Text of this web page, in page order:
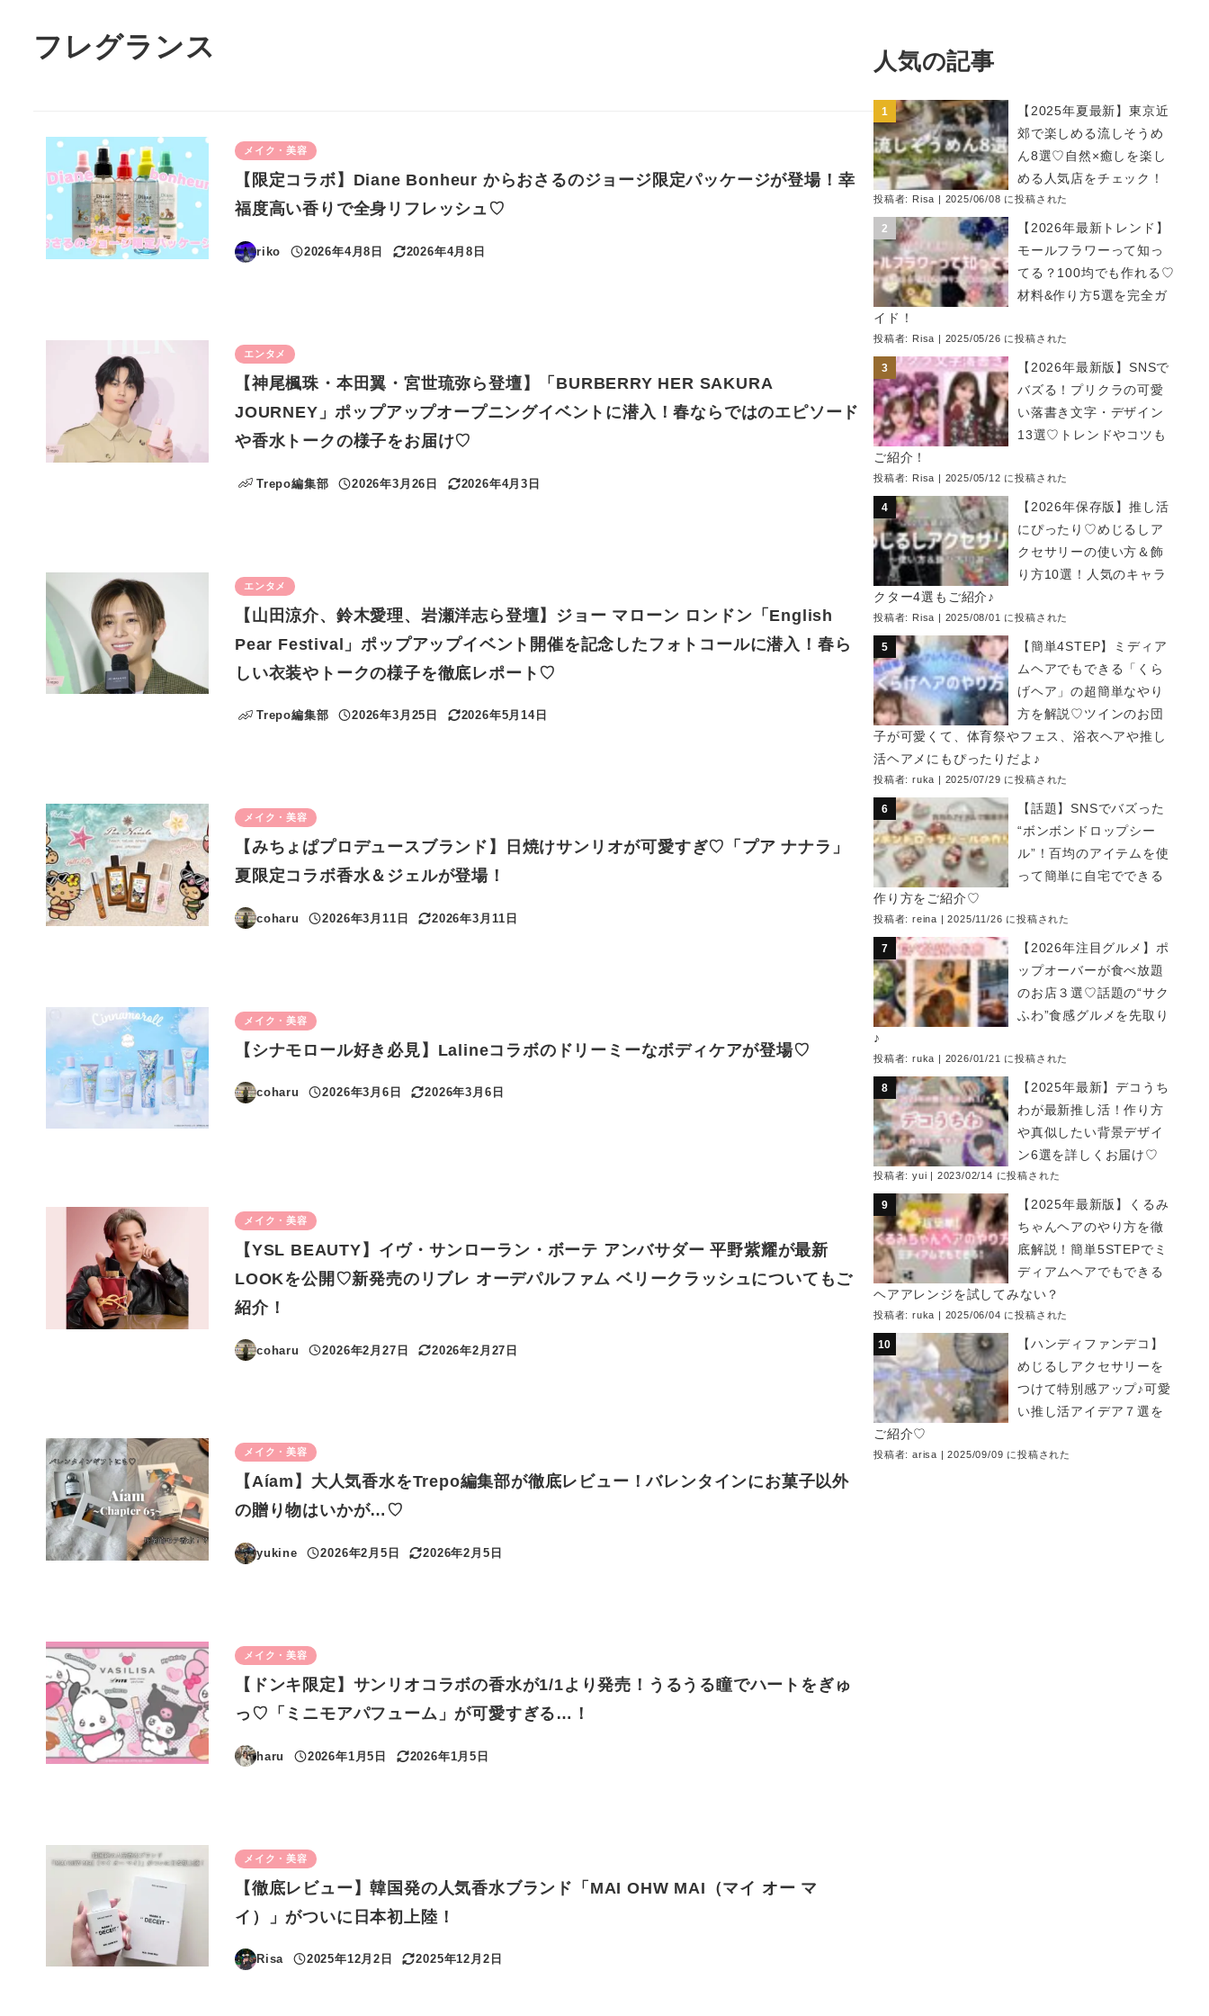
フレグランス
メイク・美容
【限定コラボ】Diane Bonheur からおさるのジョージ限定パッケージが登場！幸
福度高い香りで全身リフレッシュ♡
riko
投稿日
2026年4月8日
更新日
2026年4月8日
エンタメ
【神尾楓珠・本田翼・宮世琉弥ら登壇】「BURBERRY HER SAKURA
JOURNEY」ポップアップオープニングイベントに潜入！春ならではのエピソード
や香水トークの様子をお届け♡
Trepo編集部
投稿日
2026年3月26日
更新日
2026年4月3日
エンタメ
【山田涼介、鈴木愛理、岩瀬洋志ら登壇】ジョー マローン ロンドン「English
Pear Festival」ポップアップイベント開催を記念したフォトコールに潜入！春ら
しい衣装やトークの様子を徹底レポート♡
Trepo編集部
投稿日
2026年3月25日
更新日
2026年5月14日
メイク・美容
【みちょぱプロデュースブランド】日焼けサンリオが可愛すぎ♡「プア ナナラ」
夏限定コラボ香水＆ジェルが登場！
coharu
投稿日
2026年3月11日
更新日
2026年3月11日
メイク・美容
【シナモロール好き必見】Lalineコラボのドリーミーなボディケアが登場♡
coharu
投稿日
2026年3月6日
更新日
2026年3月6日
メイク・美容
【YSL BEAUTY】イヴ・サンローラン・ボーテ アンバサダー 平野紫耀が最新
LOOKを公開♡新発売のリブレ オーデパルファム ベリークラッシュについてもご
紹介！
coharu
投稿日
2026年2月27日
更新日
2026年2月27日
メイク・美容
【Aíam】大人気香水をTrepo編集部が徹底レビュー！バレンタインにお菓子以外
の贈り物はいかが…♡
yukine
投稿日
2026年2月5日
更新日
2026年2月5日
メイク・美容
【ドンキ限定】サンリオコラボの香水が1/1より発売！うるうる瞳でハートをぎゅ
っ♡「ミニモアパフューム」が可愛すぎる…！
haru
投稿日
2026年1月5日
更新日
2026年1月5日
メイク・美容
【徹底レビュー】韓国発の人気香水ブランド「MAI OHW MAI（マイ オー マ
イ）」がついに日本初上陸！
Risa
投稿日
2025年12月2日
更新日
2025年12月2日
人気の記事
【2025年夏最新】東京近
郊で楽しめる流しそうめ
ん8選♡自然×癒しを楽し
める人気店をチェック！
投稿者: Risa 2025/06/08 に投稿された
【2026年最新トレンド】
モールフラワーって知っ
てる？100均でも作れる♡
材料&作り方5選を完全ガ
イド！
投稿者: Risa 2025/05/26 に投稿された
【2026年最新版】SNSで
バズる！プリクラの可愛
い落書き文字・デザイン
13選♡トレンドやコツも
ご紹介！
投稿者: Risa 2025/05/12 に投稿された
【2026年保存版】推し活
にぴったり♡めじるしア
クセサリーの使い方＆飾
り方10選！人気のキャラ
クター4選もご紹介♪
投稿者: Risa 2025/08/01 に投稿された
【簡単4STEP】ミディア
ムヘアでもできる「くら
げヘア」の超簡単なやり
方を解説♡ツインのお団
子が可愛くて、体育祭やフェス、浴衣ヘアや推し
活ヘアメにもぴったりだよ♪
投稿者: ruka 2025/07/29 に投稿された
【話題】SNSでバズった
“ボンボンドロップシー
ル”！百均のアイテムを使
って簡単に自宅でできる
作り方をご紹介♡
投稿者: reina |2025/11/26 に投稿された
【2026年注目グルメ】ポ
ップオーバーが食べ放題
のお店３選♡話題の“サク
ふわ”食感グルメを先取り
♪
投稿者: ruka 2026/01/21 に投稿された
【2025年最新】デコうち
わが最新推し活！作り方
や真似したい背景デザイ
ン6選を詳しくお届け♡
投稿者: yui 2023/02/14 に投稿された
【2025年最新版】くるみ
ちゃんヘアのやり方を徹
底解説！簡単5STEPでミ
ディアムヘアでもできる
ヘアアレンジを試してみない？
投稿者: ruka 2025/06/04 に投稿された
【ハンディファンデコ】
めじるしアクセサリーを
つけて特別感アップ♪可愛
い推し活アイデア７選を
ご紹介♡
投稿者: arisa |2025/09/09 に投稿された